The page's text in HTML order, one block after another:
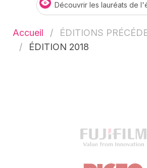
Découvrir les lauréats de
Accueil
ÉDITIONS
ÉDITION 2018